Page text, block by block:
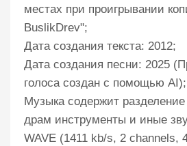
местах при проигрывании
BuslikDrev";
Дата создания текста: 2012;
Дата создания песни: 2025
голоса создан с помощью AI);
Музыка содержит
драм инструменты и иные
WAVE (1411 kb/s, 2 channels,